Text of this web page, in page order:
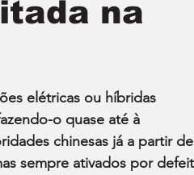
na
elétricas ou híbridas
o quase até à
chinesas já a partir
sempre ativados por